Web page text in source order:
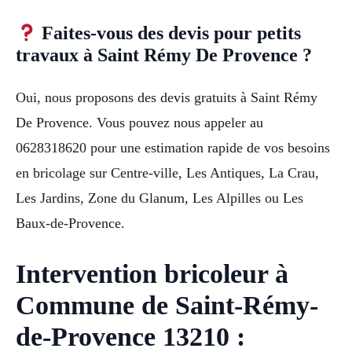
Faites-vous des devis pour petits
travaux à Saint Rémy De Provence ?
Oui, nous proposons des devis gratuits à Saint Rémy
De Provence. Vous pouvez nous appeler au
0628318620 pour une estimation rapide de vos besoins
en bricolage sur Centre-ville, Les Antiques, La Crau,
Les Jardins, Zone du Glanum, Les Alpilles ou Les
Baux-de-Provence.
Intervention bricoleur à
Commune de Saint-Rémy-
de-Provence 13210 :